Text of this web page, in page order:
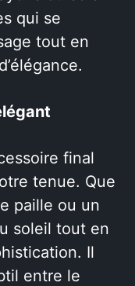
qui se
tout en
final
tenue. Que
paille ou un
soleil tout en
Il
entre le